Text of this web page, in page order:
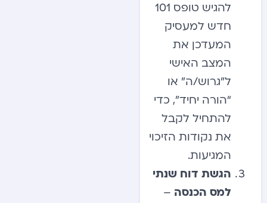
להגיש טופס 101
חדש למעסיק
המעדכן את
המצב האישי
ל”גרוש/ה” או
“הורה יחיד”, כדי
להתחיל לקבל
את נקודות הזיכוי
המגיעות.
הגשת דוח שנתי
למס הכנסה –